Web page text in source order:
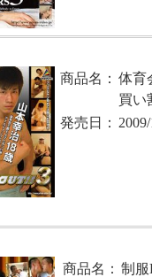
商品名： 体育
買い
発売日：
商品名： 制